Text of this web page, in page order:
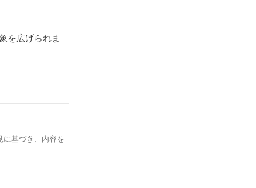
を広げられま
に基づき、内容を